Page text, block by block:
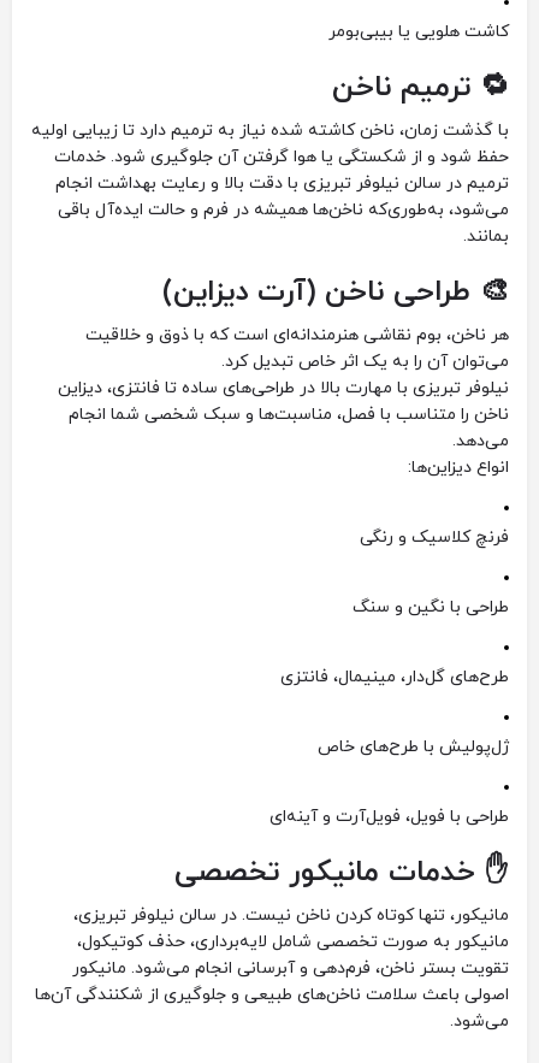
کاشت هلویی یا بیبی‌بومر
🔁 ترمیم ناخن
با گذشت زمان، ناخن کاشته شده نیاز به ترمیم دارد تا زیبایی اولیه
حفظ شود و از شکستگی یا هوا گرفتن آن جلوگیری شود. خدمات
ترمیم در سالن نیلوفر تبریزی با دقت بالا و رعایت بهداشت انجام
می‌شود، به‌طوری‌که ناخن‌ها همیشه در فرم و حالت ایده‌آل باقی
بمانند.
🎨 طراحی ناخن (آرت دیزاین)
هر ناخن، بوم نقاشی هنرمندانه‌ای است که با ذوق و خلاقیت
می‌توان آن را به یک اثر خاص تبدیل کرد.
نیلوفر تبریزی با مهارت بالا در طراحی‌های ساده تا فانتزی، دیزاین
ناخن را متناسب با فصل، مناسبت‌ها و سبک شخصی شما انجام
می‌دهد.
انواع دیزاین‌ها:
فرنچ کلاسیک و رنگی
طراحی با نگین و سنگ
طرح‌های گل‌دار، مینیمال، فانتزی
ژل‌پولیش با طرح‌های خاص
طراحی با فویل، فویل‌آرت و آینه‌ای
✋ خدمات مانیکور تخصصی
مانیکور، تنها کوتاه کردن ناخن نیست. در سالن نیلوفر تبریزی،
مانیکور به صورت تخصصی شامل لایه‌برداری، حذف کوتیکول،
تقویت بستر ناخن، فرم‌دهی و آبرسانی انجام می‌شود. مانیکور
اصولی باعث سلامت ناخن‌های طبیعی و جلوگیری از شکنندگی آن‌ها
می‌شود.